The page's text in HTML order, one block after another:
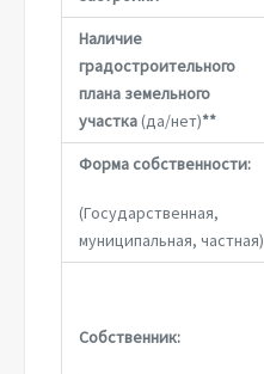
Наличие
градостроительного
плана земельного
участка(да/нет)**
Форма собственности:
(Государственная,
муниципальная, частная)
Собственник: